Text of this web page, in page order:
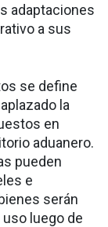
adaptaciones
a sus
se define
la
en
aduanero.
pueden
e
serán
luego de